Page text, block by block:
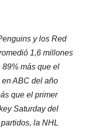
y los Red
1,6 millones
más que el
ABC del año
que el primer
Saturday del
la NHL